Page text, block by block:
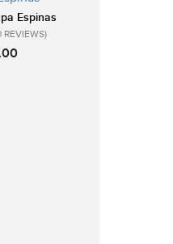
Espinas
REVIEWS)